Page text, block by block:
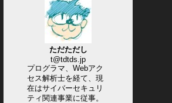
ただただし
t@tdtds.jp
プログラマ、Webアク
セス解析士を経て、現
在はサイバーセキュリ
ティ関連事業に従事。